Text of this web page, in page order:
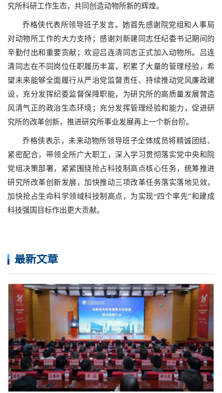
究所科研工作生态，共同创造动物所新的辉煌。
乔格侠代表所领导班子发言。她首先感谢院党组和人事局
对动物所工作的大力支持；感谢刘新建同志任纪委书记期间的
辛勤付出和重要贡献；欢迎吕连清同志正式加入动物所。吕连
清同志在不同岗位任职履历丰富，积累了大量的管理经验，希
望未来能够全面履行从严治党监督责任、持续推动党风廉政建
设，充分发挥纪委监督保障职能，为研究所的高质量发展营造
风清气正的政治生态环境；充分发挥管理经验和能力，促进研
究所的改革创新，推进研究所事业发展再上一个新台阶。
乔格侠表示，未来动物所领导班子全体成员将精诚团结、
紧密配合，带领全所广大职工，深入学习贯彻落实党中央和院
党组决策部署，紧紧围绕抢占科技制高点核心任务，统筹推进
研究所改革创新发展，加快推动三项改革任务落实落地见效，
加快抢占生命科学领域科技制高点，为实现“四个率先”和建成
科技强国目标作出更大贡献。
最新文章